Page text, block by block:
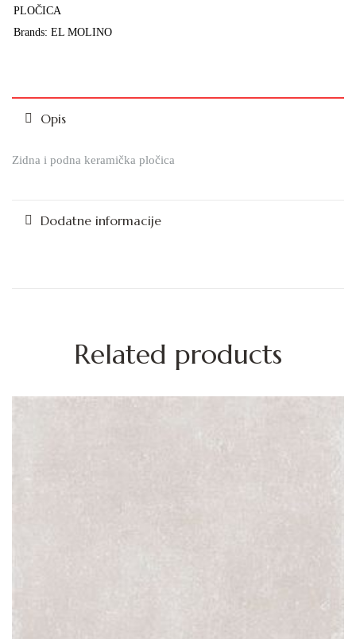
PLOČICA
Brands: EL MOLINO
Opis
Zidna i podna keramička pločica
Dodatne informacije
Related products